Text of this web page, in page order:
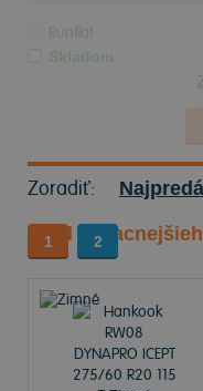
Runflat
Skladom
Zoradiť:
Od
1 2